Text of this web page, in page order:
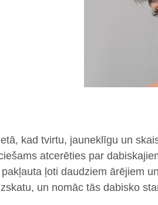
kad tvirtu, jauneklīgu un
atcerēties par
ļoti daudziem ārējiem
un nomāc tās dabisko